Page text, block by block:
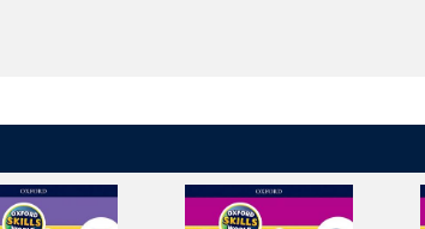
をサポート。教材をスクリーンに投影し、活気ある授業を
ことができ、ペンやハイライト機能で自由にメモを残す
可能に。